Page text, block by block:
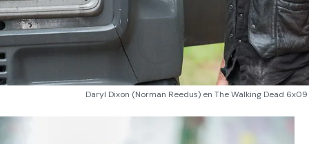
Daryl Dixon (Norman Reedus) en The Walking Dead